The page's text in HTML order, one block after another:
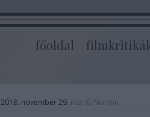
főoldal
2018. november 29. írta: G_Norton